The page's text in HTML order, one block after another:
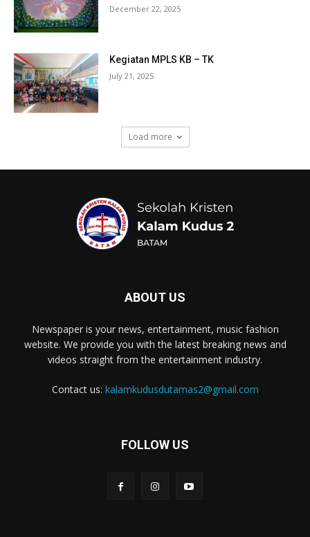
December 22, 2025
Kegiatan MPLS KB – TK
July 21, 2025
Load more
ABOUT US
Newspaper is your news, entertainment, music fashion
website. We provide you with the latest breaking news and
videos straight from the entertainment industry.
Contact us: kalamkudusdutamas2@gmail.com
FOLLOW US